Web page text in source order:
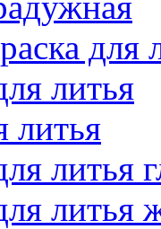
для
литья
литья
литья
литья